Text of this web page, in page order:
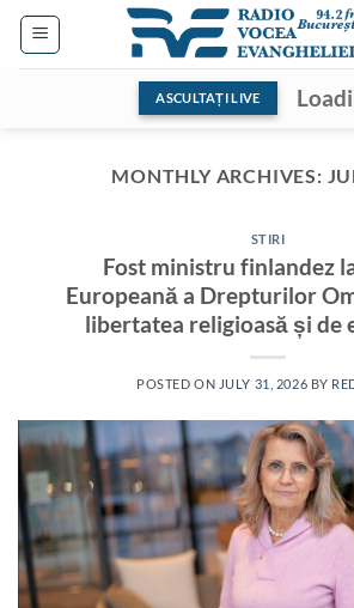
Skip
ASCULTAȚI LIVE
MONTHLY ARCHIVES:
STIRI
Fost ministru finlandez
Europeană a Drepturilor
libertatea religioasă și de
POSTED ON JULY 31, 2026 BY